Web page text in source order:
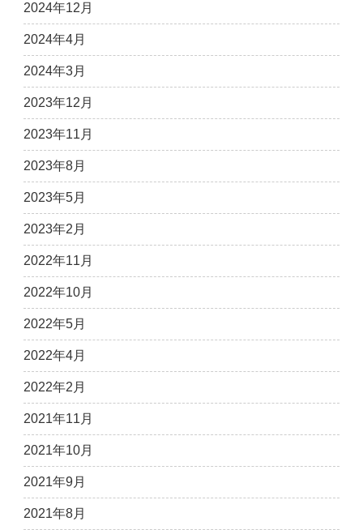
2024年12月
2024年4月
2024年3月
2023年12月
2023年11月
2023年8月
2023年5月
2023年2月
2022年11月
2022年10月
2022年5月
2022年4月
2022年2月
2021年11月
2021年10月
2021年9月
2021年8月